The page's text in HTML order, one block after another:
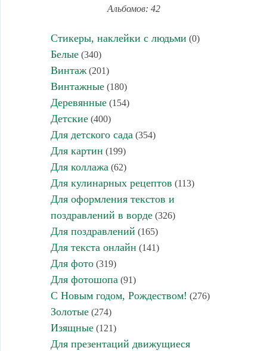
Альбомов: 42
Стикеры, наклейки с людьми (0)
Белые(340)
Винтаж(201)
Винтажные(180)
Деревянные(154)
Детские(400)
Для детского сада (354)
Для картин (199)
Для коллажа (62)
Для кулинарных рецептов (113)
Для оформления текстов и
поздравлений в ворде(326)
Для поздравлений (165)
Для текста онлайн (141)
Для фото(319)
Для фотошопа (91)
С Новым годом, Рождеством! (276)
Золотые(274)
Изящные(121)
Для презентаций движущиеся